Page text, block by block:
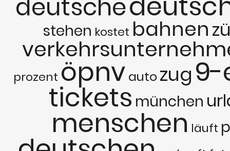
deutsche
stehen kostet bahnen
prozent öpnv autozug
tickets münchen
menschen läuft